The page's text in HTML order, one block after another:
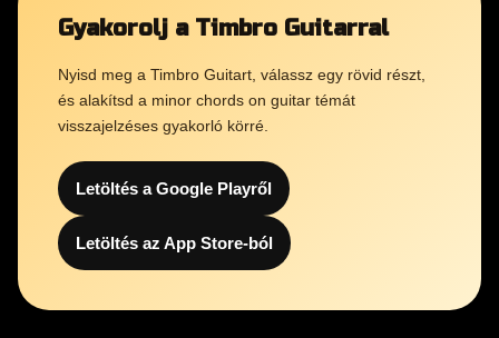
Gyakorolj a Timbro Guitarral
Nyisd meg a Timbro Guitart, válassz egy rövid részt,
és alakítsd a minor chords on guitar témát
visszajelzéses gyakorló körré.
Letöltés a Google Playről
Letöltés az App Store-ból